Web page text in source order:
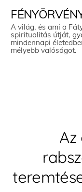
content
A világ, és ami a
spiritualitás útját,
mindennapi
mélyebb valóságot.
Az